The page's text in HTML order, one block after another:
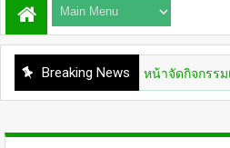
Breaking News
BEDO เดินหน้าจัดกิจกรรมเจรจาธุรกิจ